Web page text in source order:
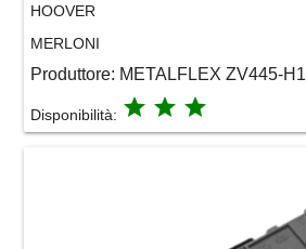
HOOVER
MERLONI
Produttore: METALFLEX ZV445-H1
Disponibilità: grade grade grade